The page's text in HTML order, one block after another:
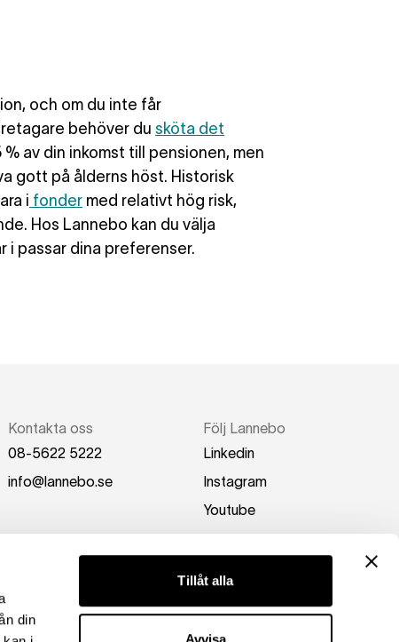
din
Tillåt alla
Avvisa
och om du inte får
behöver du sköta det
av din inkomst till pensionen, men
gott på ålderns höst. Historisk
i fonder med relativt hög risk,
Hos Lannebo kan du välja
i passar dina preferenser.
Kontakta oss
08-5622 5222
info@lannebo.se
Följ Lannebo
Linkedin
Instagram
Youtube